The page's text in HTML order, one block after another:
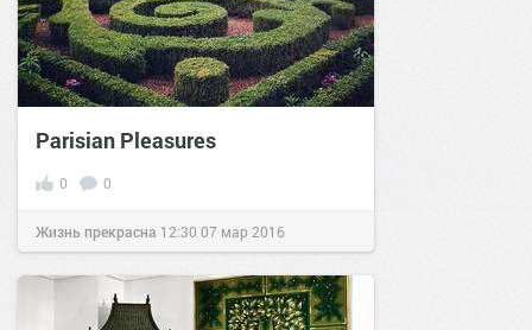
Parisian Pleasures
0 0
Жизнь прекрасна 12:30 07 мар 2016